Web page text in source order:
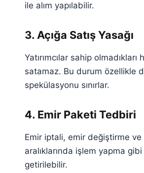
ile alım yapılabilir.
3. Açığa Satış Yasağı
Yatırımcılar sahip olmadıkları
satamaz. Bu durum özellikle
spekülasyonu sınırlar.
4. Emir Paketi Tedbiri
Emir iptali, emir değiştirme
aralıklarında işlem yapma gibi
getirilebilir.